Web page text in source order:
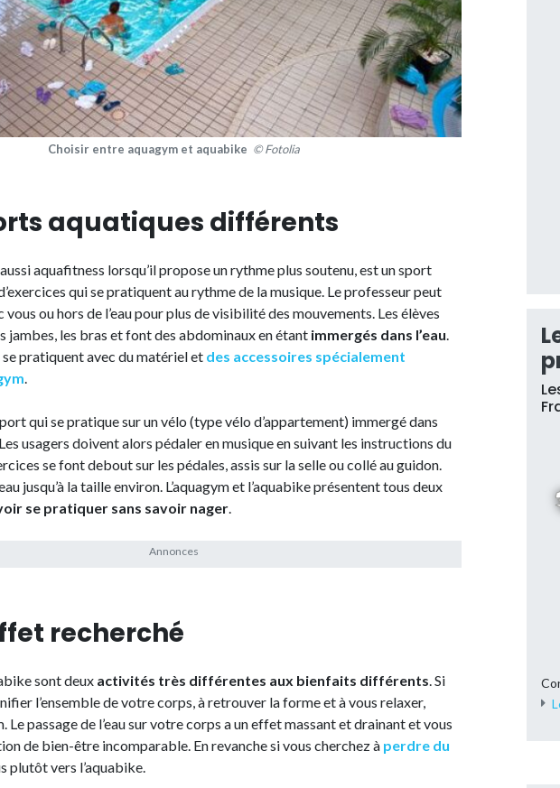
Choisir entre aquagym et aquabike © Fotolia
aquatiques différents
aussi aquafitness lorsqu’il propose un rythme plus soutenu, est un sport
qui se pratiquent au rythme de la musique. Le professeur peut
vous ou hors de l’eau pour plus de visibilité des mouvements. Les élèves
jambes, les bras et font des abdominaux en étant immergés dans l’eau.
pratiquent avec du matériel et des accessoires spécialement
.
qui se pratique sur un vélo (type vélo d’appartement) immergé dans
usagers doivent alors pédaler en musique en suivant les instructions du
se font debout sur les pédales, assis sur la selle ou collé au guidon.
jusqu’à la taille environ. L’aquagym et l’aquabike présentent tous deux
se pratiquer sans savoir nager.
recherché
sont deux activités très différentes aux bienfaits différents. Si
l’ensemble de votre corps, à retrouver la forme et à vous relaxer,
Le passage de l’eau sur votre corps a un effet massant et drainant et vous
de bien-être incomparable. En revanche si vous cherchez à perdre du
plutôt vers l’aquabike.